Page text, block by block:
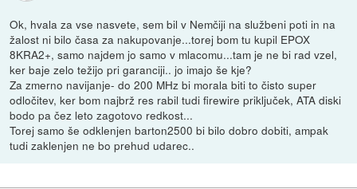
Ok, hvala za vse nasvete, sem bil v Nemčiji na službeni poti in na
žalost ni bilo časa za nakupovanje...torej bom tu kupil EPOX
8KRA2+, samo najdem jo samo v mlacomu...tam je ne bi rad vzel,
ker baje zelo težijo pri garanciji.. jo imajo še kje?
Za zmerno navijanje- do 200 MHz bi morala biti to čisto super
odločitev, ker bom najbrž res rabil tudi firewire priključek, ATA diski
bodo pa čez leto zagotovo redkost...
Torej samo še odklenjen barton2500 bi bilo dobro dobiti, ampak
tudi zaklenjen ne bo prehud udarec..